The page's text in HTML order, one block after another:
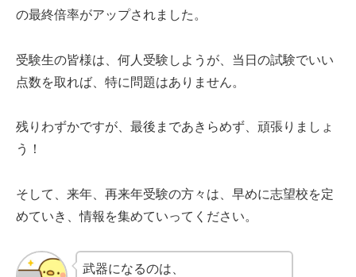
の最終倍率がアップされました。
受験生の皆様は、何人受験しようが、当日の試験でいい
点数を取れば、特に問題はありません。
残りわずかですが、最後まであきらめず、頑張りましょ
う！
そして、来年、再来年受験の方々は、早めに志望校を定
めていき、情報を集めていってください。
武器になるのは、